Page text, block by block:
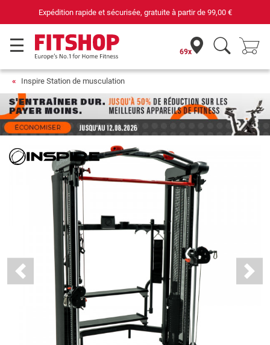
69 magasins avec 75 techniciens
69x
Inspire Station de musculation
Previous Next